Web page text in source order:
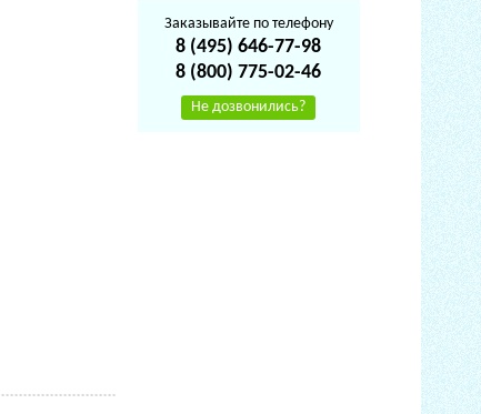
Заказывайте по телефону
8 (495) 646-77-98
8 (800) 775-02-46
Не дозвонились?